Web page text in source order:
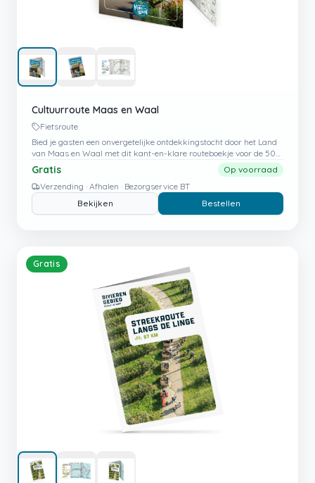
Cultuurroute Maas en Waal
Fietsroute
Bied je gasten een onvergetelijke ontdekkingstocht door het Land
van Maas en Waal met dit kant-en-klare routeboekje voor de 50
km lange Cultuurroute.
Gratis
Op voorraad
Verzending · Afhalen · Bezorgservice BT
Bekijken
Bestellen
Gratis